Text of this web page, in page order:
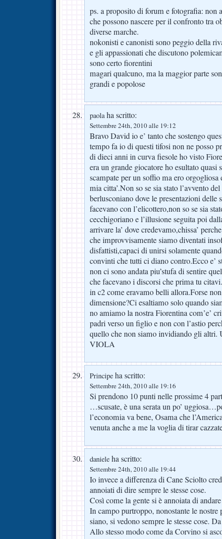
ps. a proposito di forum e fotografia: non
che possono nascere per il confronto tra
diverse marche.
nokonisti e canonisti sono peggio della
e gli appassionati che discutono
sono certo fiorentini
magari qualcuno, ma la maggior parte
grandi e popolose
paolaha scritto:
Settembre 24th, 2010 alle 19:12
Bravo David io e’ tanto che sostengo
tempo fa io di questi tifosi non ne posso
di dieci anni in curva fiesole ho visto
era un grande giocatore ho esultato quasi
scampate per un soffio ma ero orgogliosa
mia citta’.Non so se sia stato l’avvento
berlusconiano dove le presentazioni delle
facevano con l’elicottero,non so se sia
cecchigoriano e l’illusione seguita poi
arrivare la’ dove credevamo,chissa’
che improvvisamente siamo diventati
disfattisti,capaci di unirsi solamente
convinti che tutti ci diano contro.Ecco e’
non ci sono andata piu’stufa di sentire
che facevano i discorsi che prima tu
in c2 come eravamo belli allora.Forse
dimensione?Ci esaltiamo solo quando
no amiamo la nostra Fiorentina com’e’
padri verso un figlio e non con l’astio
quello che non siamo invidiando gli altri.
VIOLA
Principe ha scritto:
Settembre 24th, 2010 alle 19:16
Si prendono 10 punti nelle prossime 4
…scusate, è una serata un po’
l’economia va bene, Osama che
venuta anche a me la voglia di tirar
daniele ha scritto:
Settembre 24th, 2010 alle 19:44
Io invece a differenza di Cane Sciolto
annoiati di dire sempre le stesse cose.
Così come la gente si è annoiata di
In campo purtroppo, nonostante le nostre
siano, si vedono sempre le stesse cose.
Allo stesso modo come da Corvino si